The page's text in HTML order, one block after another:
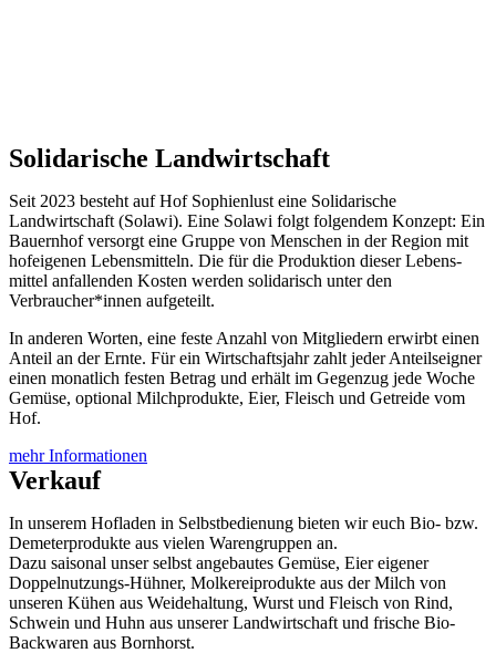
Solidarische Landwirtschaft
Seit 2023 besteht auf Hof Sophienlust eine Solidarische
Landwirtschaft (Solawi). Eine Solawi folgt folgendem Konzept: Ein
Bauern­hof versorgt eine Gruppe von Menschen in der Region mit
hof­eigenen Lebens­mitteln. Die für die Produktion dieser Lebens­
mittel anfallenden Kosten werden solidarisch unter den
Verbraucher*­innen aufgeteilt.
In anderen Worten, eine feste Anzahl von Mitgliedern erwirbt einen
Anteil an der Ernte. Für ein Wirtschaftsjahr zahlt jeder Anteilseigner
einen monatlich festen Betrag und erhält im Gegenzug jede Woche
Gemüse, optional Milchprodukte, Eier, Fleisch und Getreide vom
Hof.
mehr Informationen
Verkauf
In unserem Hofladen in Selbstbedienung bieten wir euch Bio- bzw.
Demeterprodukte aus vielen Warengruppen an.
Dazu saisonal unser selbst angebautes Gemüse, Eier eigener
Doppelnutzungs-Hühner, Molkereiprodukte aus der Milch von
unseren Kühen aus Weidehaltung, Wurst und Fleisch von Rind,
Schwein und Huhn aus unserer Landwirtschaft und frische Bio-
Backwaren aus Bornhorst.